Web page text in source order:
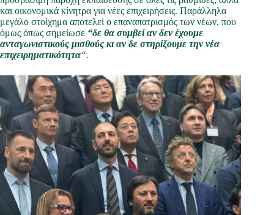
και οικονομικά κίνητρα για νέες επιχειρήσεις. Παράλληλα
μεγάλο στοίχημα αποτελεί ο επαναπατρισμός των νέων, που
όμως όπως σημείωσε “δε θα συμβεί αν δεν έχουμε
ανταγωνιστικούς μισθούς κι αν δε στηρίξουμε την νέα
επιχειρηματικότητα“.